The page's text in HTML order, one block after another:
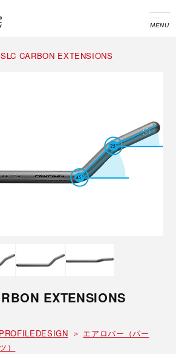
MENU
CARBON EXTENSIONS
EXTENSIONS
PROFILEDESIGN
エアロバー（パー
ツ）